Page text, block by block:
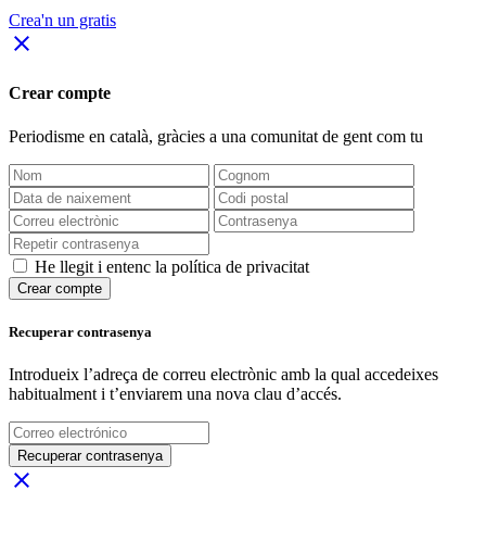
Crea'n un gratis
close
Crear compte
Periodisme en català, gràcies a una comunitat de gent com tu
He llegit i entenc la política de privacitat
Crear compte
Recuperar contrasenya
Introdueix l’adreça de correu electrònic amb la qual accedeixes
habitualment i t’enviarem una nova clau d’accés.
Recuperar contrasenya
close